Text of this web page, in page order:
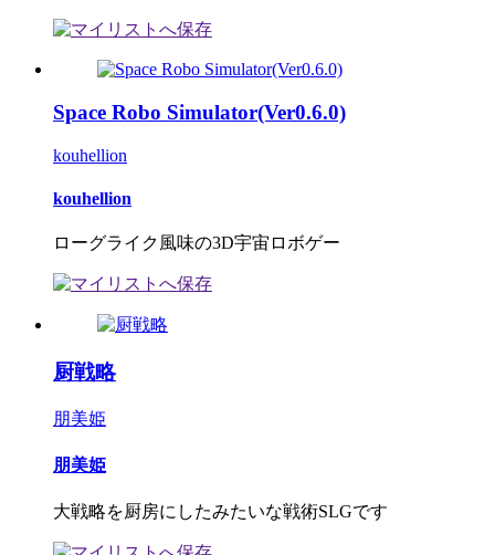
Space Robo Simulator(Ver0.6.0)
kouhellion
kouhellion
ローグライク風味の3D宇宙ロボゲー
厨戦略
朋美姫
朋美姫
大戦略を厨房にしたみたいな戦術SLGです